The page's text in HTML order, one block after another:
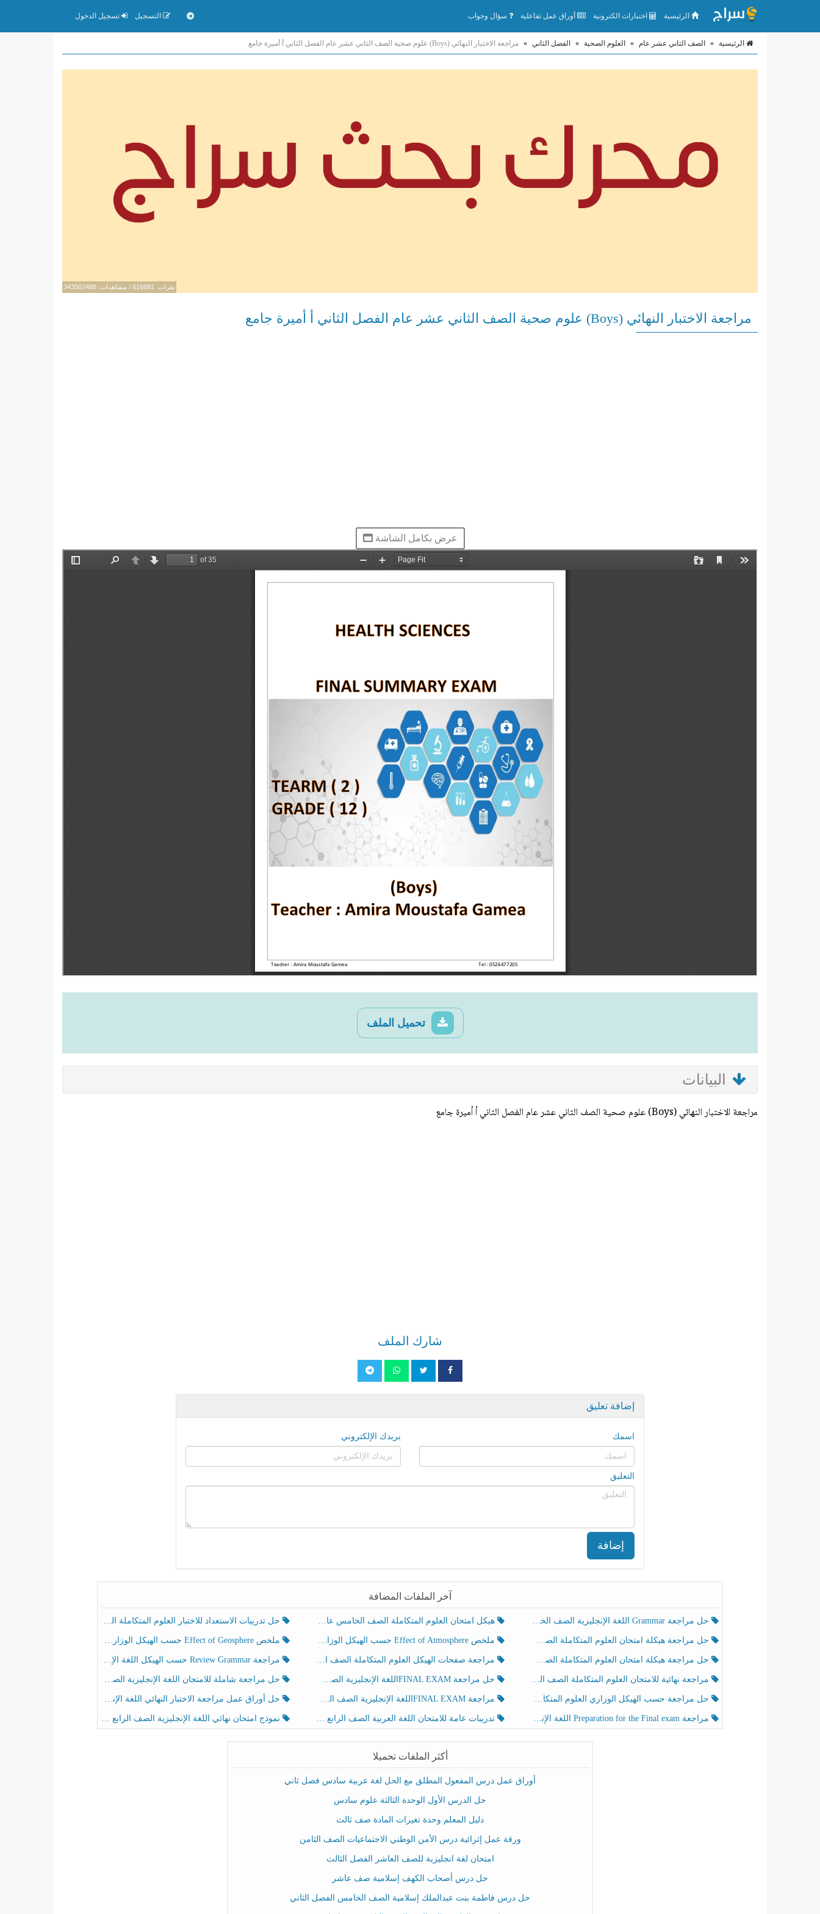
الرئيسية اختبارات الكترونية أوراق عمل تفاعلية سؤال وجواب التسجيل تسجيل الدخول
الرئيسية » الصف الثاني عشر عام » العلوم الصحية » الفصل الثاني » مراجعة الاختبار النهائي (Boys) علوم صحية الصف الثاني عشر عام الفصل الثاني أ أميرة جامع
نقرات: 616681 / مشاهدات: 343502488
مراجعة الاختبار النهائي (Boys) علوم صحية الصف الثاني عشر عام الفصل الثاني أ أميرة جامع
عرض بكامل الشاشة
تحميل الملف
البيانات
مراجعة الاختبار النهائي (Boys) علوم صحية الصف الثاني عشر عام الفصل الثاني أ أميرة جامع
شارك الملف
إضافة تعليق
اسمك بريدك الإلكتروني
التعليق
إضافة
آخر الملفات المضافة
حل مراجعة Grammar اللغة الإنجليزية الصف الخامس الفصل الثالث هيكل امتحان العلوم المتكاملة الصف الخامس عام الفصل الدراسي الثالث 2025-2026 حل تدريبات الاستعداد للاختبار العلوم المتكاملة الصف الخامس عام الفصل الثالث
حل مراجعة هيكلة امتحان العلوم المتكاملة الصف الخامس انسبير الفصل الثالث ملخص Effect of Atmosphere حسب الهيكل الوزاري العلوم المتكاملة الصف الخامس انسبير الفصل الثالث ملخص Effect of Geosphere حسب الهيكل الوزاري العلوم المتكاملة الصف الخامس انسبير الفصل الثالث
حل مراجعة هيكلة امتحان العلوم المتكاملة الصف الخامس عام الفصل الثالث مراجعة صفحات الهيكل العلوم المتكاملة الصف الخامس انسبير الفصل الثالث مراجعة Review Grammar حسب الهيكل اللغة الإنجليزية الصف الخامس الفصل الثالث
مراجعة نهائية للامتحان العلوم المتكاملة الصف الخامس انسبير الفصل الثالث حل مراجعة FINAL EXAMاللغة الإنجليزية الصف الخامس الفصل الثالث حل مراجعة شاملة للامتحان اللغة الإنجليزية الصف الخامس الفصل الثالث
حل مراجعة حسب الهيكل الوزاري العلوم المتكاملة الصف الخامس عام الفصل الثالث مراجعة FINAL EXAMاللغة الإنجليزية الصف الخامس الفصل الثالث حل أوراق عمل مراجعة الاختبار النهائي اللغة الإنجليزية الصف الرابع الفصل الثالث
مراجعة Preparation for the Final exam اللغة الإنجليزية الصف الرابع الفصل الثالث تدريبات عامة للامتحان اللغة العربية الصف الرابع الفصل الثالث نموذج امتحان نهائي اللغة الإنجليزية الصف الرابع الفصل الثالث
أكثر الملفات تحميلا
أوراق عمل درس المفعول المطلق مع الحل لغة عربية سادس فصل ثاني
حل الدرس الأول الوحدة الثالثة علوم سادس
دليل المعلم وحدة تغيرات المادة صف ثالث
ورقة عمل إثرائية درس الأمن الوطني الاجتماعيات الصف الثامن
امتحان لغة انجليزية للصف العاشر الفصل الثالث
حل درس أصحاب الكهف إسلامية صف عاشر
حل درس فاطمة بنت عبدالملك إسلامية الصف الخامس الفصل الثاني